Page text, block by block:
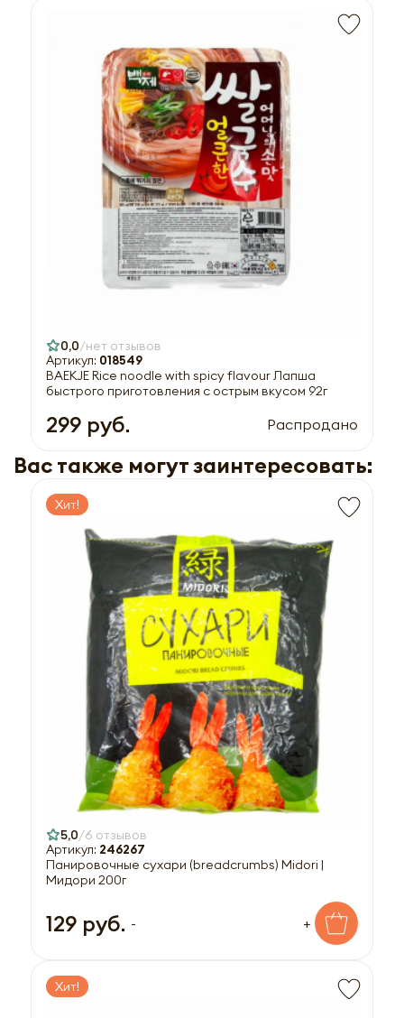
0,0 нет отзывов
Артикул: 018549
BAEKJE Rice noodle with spicy flavour Лапша
быстрого приготовления с острым вкусом 92г
299 руб. Распродано
Вас также могут заинтересовать:
Хит!
5,0 6 отзывов
Артикул: 246267
Панировочные сухари (breadcrumbs) Midori |
Мидори 200г
129 руб. - +
Хит!